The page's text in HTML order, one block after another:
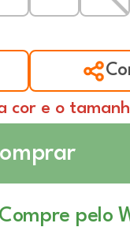
cor e o
Compre pelo